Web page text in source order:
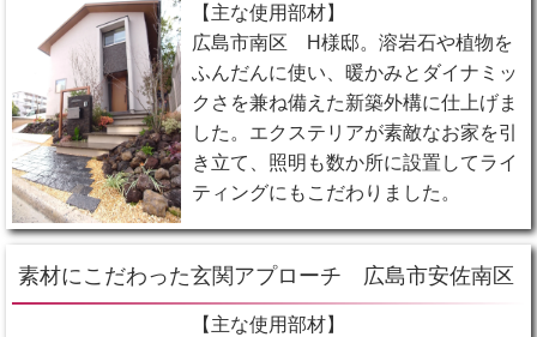
【主な使用部材】
広島市南区 H様邸。溶岩石や植物を
ふんだんに使い、暖かみとダイナミッ
クさを兼ね備えた新築外構に仕上げま
した。エクステリアが素敵なお家を引
き立て、照明も数か所に設置してライ
ティングにもこだわりました。
素材にこだわった玄関アプローチ 広島市安佐南区
【主な使用部材】